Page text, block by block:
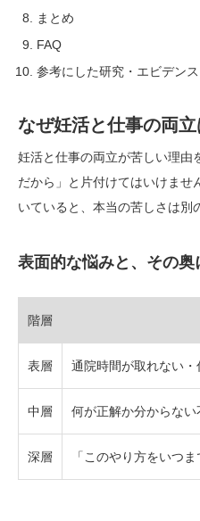
まとめ
FAQ
参考にした研究・エビデンス
なぜ妊活と仕事の両
妊活と仕事の両立が苦しい理由
だから」と片付けてはいけませ
いていると、本当の苦しさは別
表面的な悩みと、その
階層
表層 通院時間が取れない
中層 何が正解か分からない
深層 「このやり方をいつ